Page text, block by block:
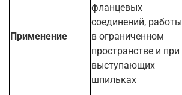
Применение
фланцевых
соединений, работы
в ограниченном
пространстве и при
выступающих
шпильках